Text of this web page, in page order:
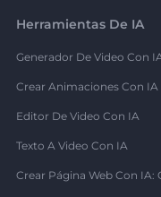
Herramientas De IA
Generador De Video Con
Crear Animaciones Con IA
Editor De Video Con IA
Texto A Video Con IA
Crear Página Web Con IA: